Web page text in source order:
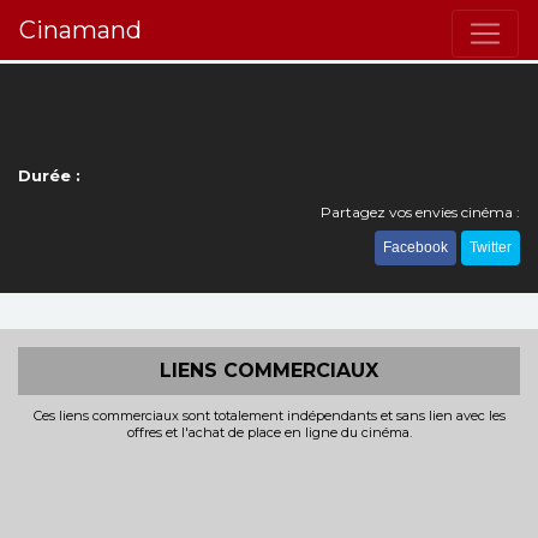
Cinamand
Durée :
Partagez vos envies cinéma :
Facebook Twitter
LIENS COMMERCIAUX
Ces liens commerciaux sont totalement indépendants et sans lien avec les
offres et l'achat de place en ligne du cinéma.